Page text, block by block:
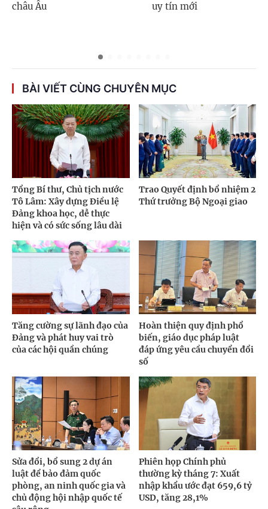
châu Âu
uy tín mới
BÀI VIẾT CÙNG CHUYÊN MỤC
Tổng Bí thư, Chủ tịch nước
Tô Lâm: Xây dựng Điều lệ
Đảng khoa học, dễ thực
hiện và có sức sống lâu dài
Trao Quyết định bổ nhiệm 2
Thứ trưởng Bộ Ngoại giao
Tăng cường sự lãnh đạo của
Đảng và phát huy vai trò
của các hội quần chúng
Hoàn thiện quy định phổ
biến, giáo dục pháp luật
đáp ứng yêu cầu chuyển đổi
số
Sửa đổi, bổ sung 2 dự án
luật để bảo đảm quốc
phòng, an ninh quốc gia và
chủ động hội nhập quốc tế
Phiên họp Chính phủ
thường kỳ tháng 7: Xuất
nhập khẩu ước đạt 659,6 tỷ
USD, tăng 28,1%